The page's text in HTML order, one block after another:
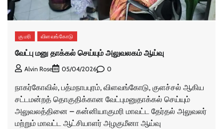
குமரி விளவங்கோடு
வேட்பு மனு தாக்கல் செய்யும் அலுவலகம் ஆய்வு
Alvin Rose 05/04/2026 0
நாகர்கோவில், பத்மநாபபுரம், விளவங்கோடு, குளச்சல் ஆகிய
சட்டமன்றத் தொகுதிக்கான வேட்புமனுதாக்கல் செய்யும்
அலுவலத்தினை – கன்னியாகுமரி மாவட்ட தேர்தல் அலுவலர்
மற்றும் மாவட்ட ஆட்சியாளர் அழகுமீனா ஆய்வு